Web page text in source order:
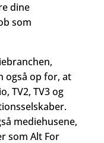
dine
som
også op for, at
TV2, TV3 og
mediehusene,
som Alt For